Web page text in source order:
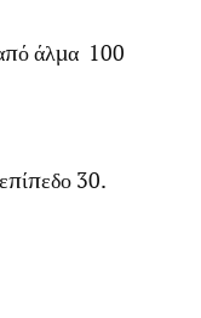
άλμα 100
30.